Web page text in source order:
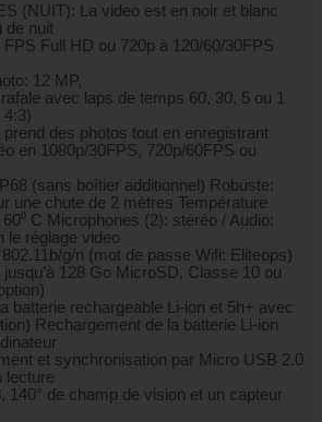
(NUIT): La video est en noir et blanc
de nuit
Full HD ou 720p à 120/60/30FPS
12 MP,
avec laps de temps 60, 30, 5 ou 1
4:3)
des photos tout en enregistrant
en 1080p/30FPS, 720p/60FPS ou
(sans boîtier additionnel) Robuste:
une chute de 2 mètres Température
60⁰ C Microphones (2): stéréo / Audio:
le réglage video
g/n (mot de passe Wifi: Eliteops)
128 Go MicroSD, Classe 10 ou
batterie rechargeable Li-ion et 5h+ avec
Rechargement de la batterie Li-ion
et synchronisation par Micro USB 2.0
lecture
140° de champ de vision et un capteur